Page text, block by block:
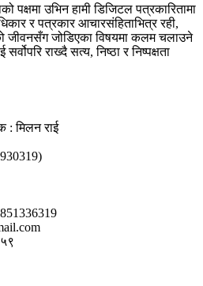
पक्षमा उभिन हामी डिजिटल पत्रकारितामा
र पत्रकार आचारसंहिताभित्र रही,
जीवनसँग जोडिएका विषयमा कलम चलाउने
राख्दै सत्य, निष्ठा र निष्पक्षता
: मिलन राई